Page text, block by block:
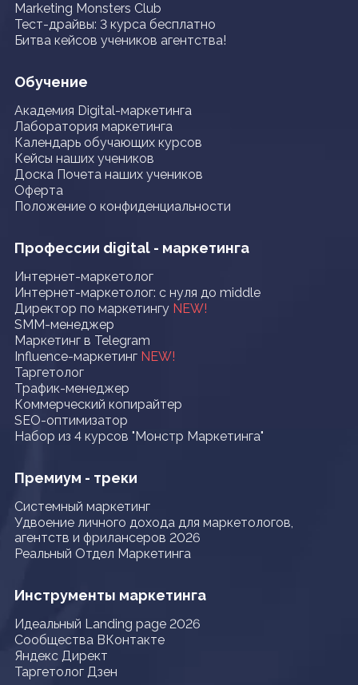
Marketing Monsters Club
Тест-драйвы: 3 курса бесплатно
Битва кейсов учеников агентства!
Обучение
Академия Digital-маркетинга
Лаборатория маркетинга
Календарь обучающих курсов
Кейсы наших учеников
Доска Почета наших учеников
Оферта
Положение о конфиденциальности
Профессии digital - маркетинга
Интернет-маркетолог
Интернет-маркетолог: с нуля до middle
Директор по маркетингу NEW!
SMM-менеджер
Маркетинг в Telegram
Influence-маркетинг NEW!
Таргетолог
Трафик-менеджер
Коммерческий копирайтер
SEO-оптимизатор
Набор из 4 курсов "Монстр Маркетинга"
Премиум - треки
Системный маркетинг
Удвоение личного дохода для маркетологов,
агентств и фрилансеров 2026
Реальный Отдел Маркетинга
Инструменты маркетинга
Идеальный Landing page 2026
Сообщества ВКонтакте
Яндекс Директ
Таргетолог Дзен